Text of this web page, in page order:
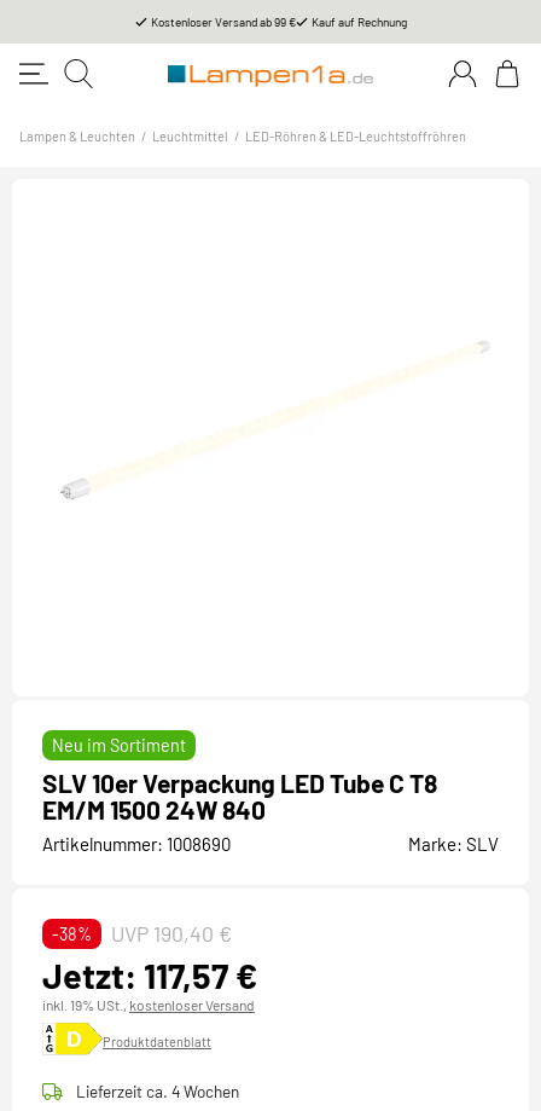
Kostenloser Versand ab 99 € Kauf auf Rechnung
Lampen & Leuchten / Leuchtmittel / LED-Röhren & LED-Leuchtstoffröhren
Neu im Sortiment
SLV 10er Verpackung LED Tube C T8
EM/M 1500 24W 840
Artikelnummer: 1008690 Marke: SLV
-38% UVP 190,40 €
Jetzt: 117,57 €
inkl. 19% USt., kostenloser Versand
Produktdatenblatt
Lieferzeit ca. 4 Wochen